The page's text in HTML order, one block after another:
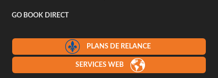
GO BOOK DIRECT
PLANS DE RELANCE
SERVICES WEB